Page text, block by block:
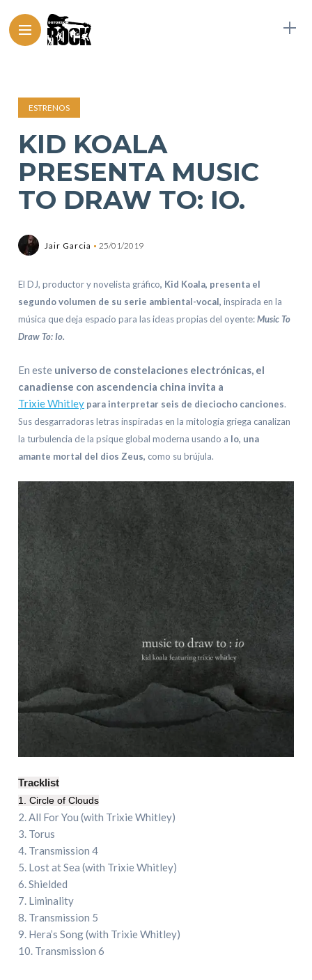
ESTRENOS
KID KOALA
PRESENTA MUSIC
TO DRAW TO: IO.
Jair Garcia 25/01/2019
El DJ, productor y novelista gráfico, Kid Koala, presenta el
segundo volumen de su serie ambiental-vocal, inspirada en la
música que deja espacio para las ideas propias del oyente:Music To
Draw To: Io.
En este universo de constelaciones electrónicas, el
canadiense con ascendencia china invita a
Trixie Whitley para interpretar seis de dieciocho canciones.
Sus desgarradoras letras inspiradas en la mitología griega canalizan
la turbulencia de la psique global moderna usando a Io, una
amante mortal del dios Zeus, como su brújula.
Tracklist
1. Circle of Clouds
2.All For You (with Trixie Whitley)
3. Torus
4. Transmission 4
5. Lost at Sea (with Trixie Whitley)
6.Shielded
7. Liminality
8. Transmission 5
9. Hera’s Song (with Trixie Whitley)
10. Transmission 6